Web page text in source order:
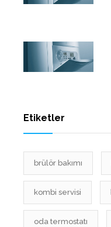
Etiketler
brülör bakımı
kombi servisi
oda termostatı